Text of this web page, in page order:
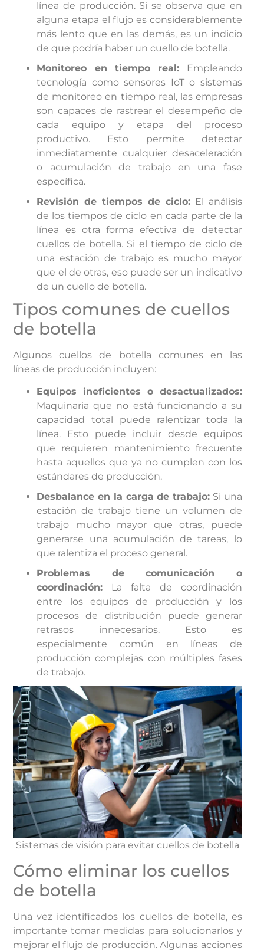
línea de producción. Si se observa que en
alguna etapa el flujo es considerablemente
más lento que en las demás, es un indicio
de que podría haber un cuello de botella.
Monitoreo en tiempo real: Empleando
tecnología como sensores IoT o sistemas
de monitoreo en tiempo real, las empresas
son capaces de rastrear el desempeño de
cada equipo y etapa del proceso
productivo. Esto permite detectar
inmediatamente cualquier desaceleración
o acumulación de trabajo en una fase
específica.
Revisión de tiempos de ciclo:El análisis
de los tiempos de ciclo en cada parte de la
línea es otra forma efectiva de detectar
cuellos de botella. Si el tiempo de ciclo de
una estación de trabajo es mucho mayor
que el de otras, eso puede ser un indicativo
de un cuello de botella.
Tipos comunes de cuellos
de botella
Algunos cuellos de botella comunes en las
líneas de producción incluyen:
Equipos ineficientes o desactualizados:
Maquinaria que no está funcionando a su
capacidad total puede ralentizar toda la
línea. Esto puede incluir desde equipos
que requieren mantenimiento frecuente
hasta aquellos que ya no cumplen con los
estándares de producción.
Desbalance en la carga de trabajo: Si una
estación de trabajo tiene un volumen de
trabajo mucho mayor que otras, puede
generarse una acumulación de tareas, lo
que ralentiza el proceso general.
Problemas de comunicación o
coordinación: La falta de coordinación
entre los equipos de producción y los
procesos de distribución puede generar
retrasos innecesarios. Esto es
especialmente común en líneas de
producción complejas con múltiples fases
de trabajo.
Sistemas de visión para evitar cuellos de botella
Cómo eliminar los cuellos
de botella
Una vez identificados los cuellos de botella, es
importante tomar medidas para solucionarlos y
mejorar el flujo de producción. Algunas acciones